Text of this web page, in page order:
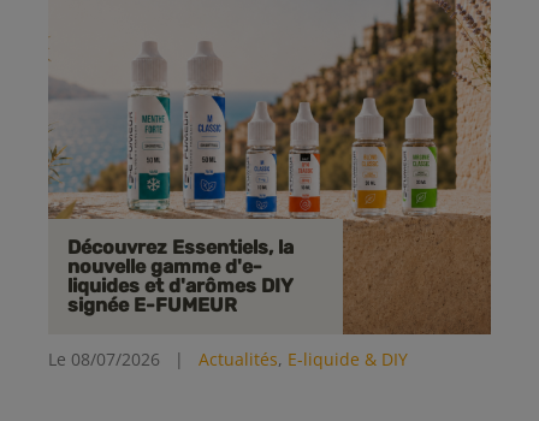
Découvrez Essentiels, la
nouvelle gamme d'e-
liquides et d'arômes DIY
signée E-FUMEUR
Le 08/07/2026 | Actualités, E-liquide & DIY